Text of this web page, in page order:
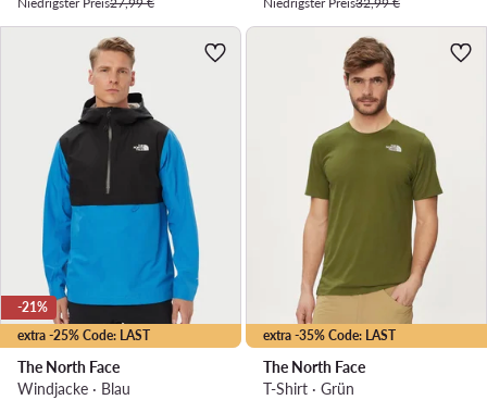
extra -25% Code: LAST
-21%
The North Face
Windjacke · Blau
extra -35% Code: LAST
The North Face
T-Shirt · Grün